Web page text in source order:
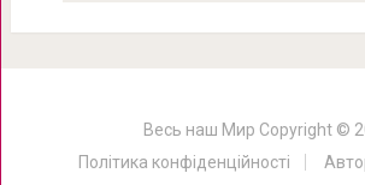
Весь наш Мир Copyright ©
Політика конфіденційності